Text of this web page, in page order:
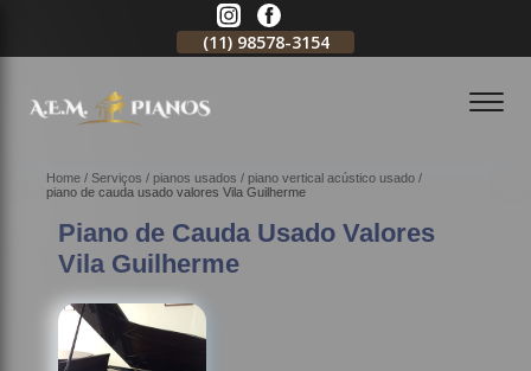
(11) 98578-3154
Home Serviços pianos usados
piano vertical acústico usado
piano de cauda usado valores Vila Guilherme
Piano de Cauda Usado Valores
Vila Guilherme